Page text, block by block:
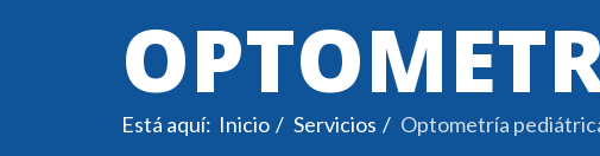
Está aquí: Inicio Servicios Optometría